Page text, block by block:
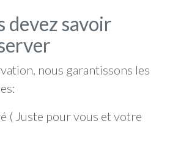
devez savoir
nous garantissons les
( Juste pour vous et votre